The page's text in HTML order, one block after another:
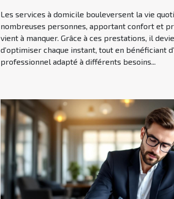
Les services à domicile bouleversent la vie
nombreuses personnes, apportant confort et
vient à manquer. Grâce à ces prestations, il
d’optimiser chaque instant, tout en bénéficiant
professionnel adapté à différents besoins...